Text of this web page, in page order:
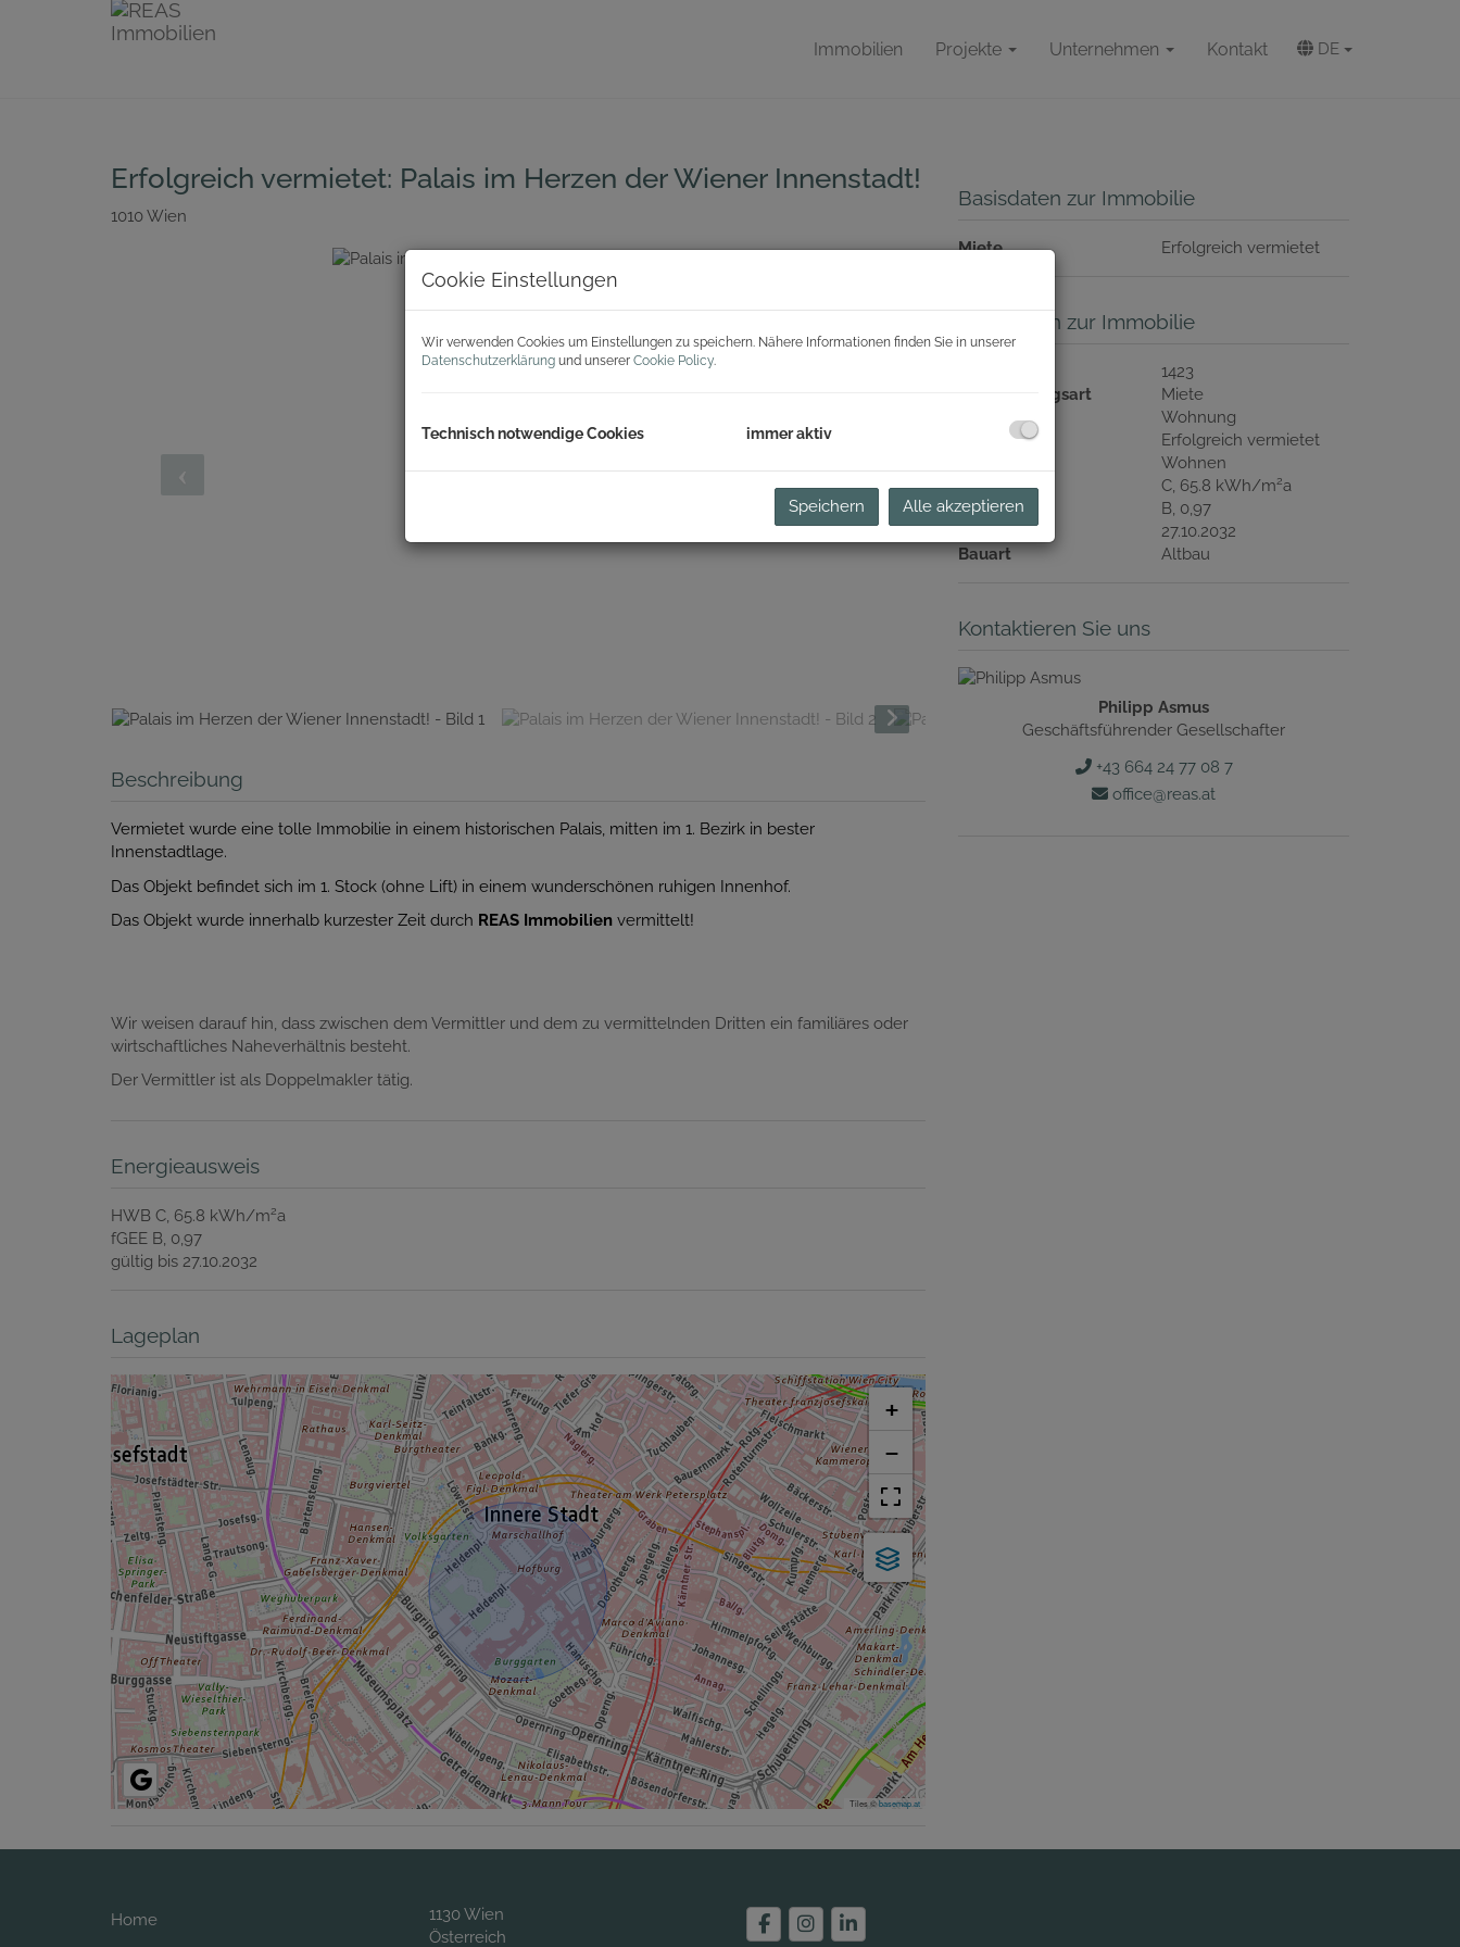
Immobilien Projekte Unternehmen Kontakt DE
Erfolgreich vermietet: Palais im Herzen der Wiener Innenstadt!
1010 Wien
Beschreibung
Vermietet wurde eine tolle Immobilie in einem historischen Palais, mitten im 1. Bezirk in bester
Innenstadtlage.
Das Objekt befindet sich im 1. Stock (ohne Lift) in einem wunderschönen ruhigen Innenhof.
Das Objekt wurde innerhalb kurzester Zeit durch REAS Immobilien vermittelt!
Wir weisen darauf hin, dass zwischen dem Vermittler und dem zu vermittelnden Dritten ein familiäres oder
wirtschaftliches Naheverhältnis besteht.
Der Vermittler ist als Doppelmakler tätig.
Energieausweis
HWB C, 65.8 kWh/m2a
fGEE B, 0,97
gültig bis 27.10.2032
Lageplan
+
−
Tiles ©basemap.at
Basisdaten zur Immobilie
Miete Erfolgreich vermietet
Basisdaten zur Immobilie
1423
Vermarktungsart
Miete
Objektart
Wohnung
Erfolgreich vermietet
Wohnen
HWB
C, 65.8 kWh/m2a
fGEE
B, 0,97
gültig bis
27.10.2032
Bauart
Altbau
Kontaktieren Sie uns
Philipp Asmus
Geschäftsführender Gesellschafter
+43 664 24 77 08 7
office@reas.at
Home
1130 Wien
Österreich
Cookie Einstellungen
Wir verwenden Cookies um Einstellungen zu speichern. Nähere Informationen finden Sie in unserer
Datenschutzerklärung und unserer Cookie Policy
Technisch notwendige Cookies immer aktiv
Speichern Alle akzeptieren